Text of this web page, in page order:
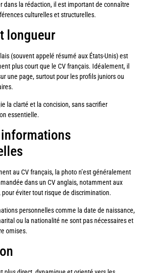
dans la rédaction, il est important de connaître
culturelles et structurelles.
longueur
(souvent appelé résumé aux États-Unis) est
plus court que le CV français. Idéalement, il
une page, surtout pour les profils juniors ou
la clarté et la concision, sans sacrifier
essentielle.
au CV français, la photo n’est généralement
dans un CV anglais, notamment aux
pour éviter tout risque de discrimination.
personnelles comme la date de naissance,
ou la nationalité ne sont pas nécessaires et
omises.